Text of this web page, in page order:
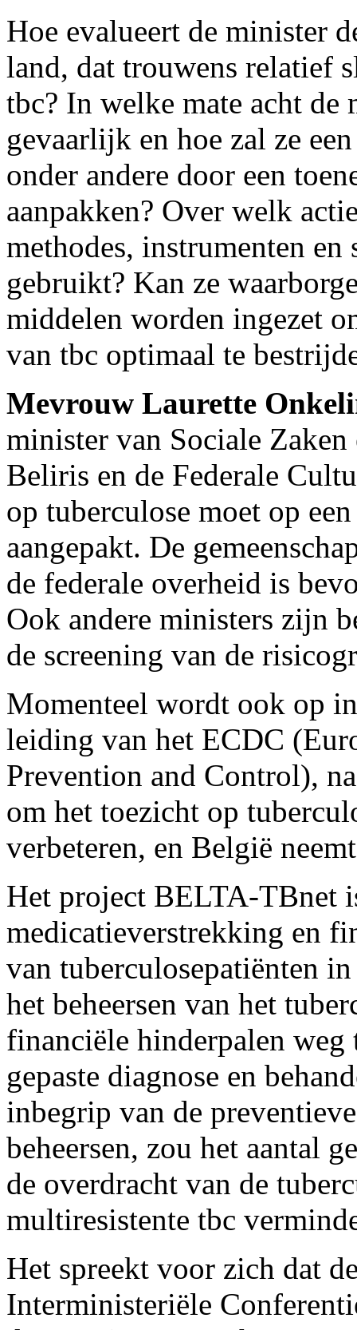
Hoe evalueert de minister
land, dat trouwens relatief
tbc? In welke mate acht
gevaarlijk en hoe zal ze
onder andere door een
aanpakken? Over welk
methodes, instrumenten
gebruikt? Kan ze
middelen worden ingezet
van tbc optimaal te
Mevrouw Laurette
minister van Sociale
Beliris en de Federale
op tuberculose moet op
aangepakt. De
de federale overheid is
Ook andere ministers zijn
de screening van de
Momenteel wordt ook op
leiding van het ECDC
Prevention and Control),
om het toezicht op
verbeteren, en België
Het project BELTA-TBnet
medicatieverstrekking en
van tuberculosepatiënten
het beheersen van het
financiële hinderpalen weg
gepaste diagnose en
inbegrip van de
beheersen, zou het aantal
de overdracht van de
multiresistente tbc
Het spreekt voor zich dat
Interministeriële